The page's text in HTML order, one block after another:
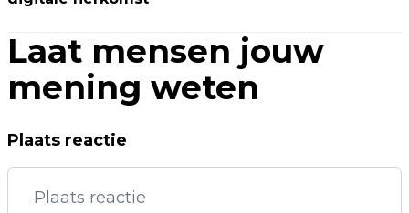
Laat mensen jouw
mening weten
Plaats reactie